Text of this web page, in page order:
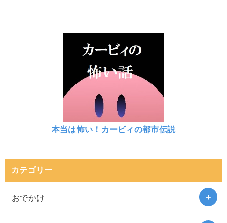
本当は怖い！カービィの都市伝説
カテゴリー
おでかけ